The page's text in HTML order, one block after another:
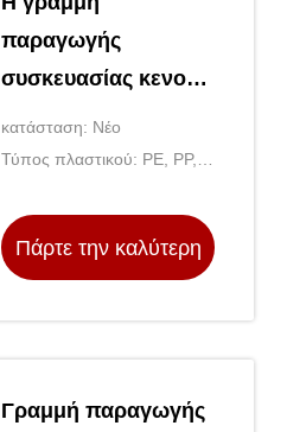
παραγωγής
συσκευασίας κενού
ζελατίνης με
κρύψιμο γάιδαρου
κατάσταση: Νέο
Τύπος πλαστικού: PE, PP,
Hip, PMMA
Πάρτε την καλύτερη
Γραμμή παραγωγής